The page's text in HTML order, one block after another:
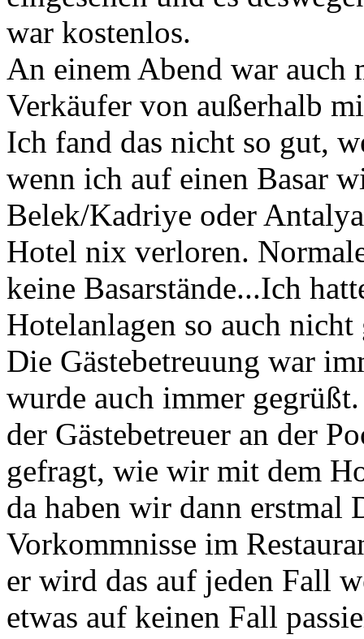
war kostenlos.
An einem Abend war auch
Verkäufer von außerhalb
Ich fand das nicht so gut,
wenn ich auf einen Basar
Belek/Kadriye oder
Hotel nix verloren.
keine Basarstände...Ich
Hotelanlagen so auch nicht
Die Gästebetreuung war
wurde auch immer
der Gästebetreuer an der
gefragt, wie wir mit dem
da haben wir dann erstmal
Vorkommnisse im
er wird das auf jeden Fall
etwas auf keinen Fall